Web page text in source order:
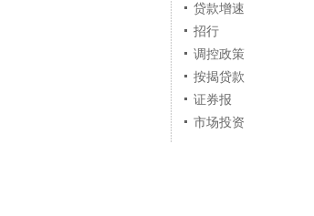
贷款增速
招行
调控政策
按揭贷款
证券报
市场投资